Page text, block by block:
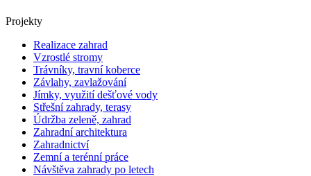
Projekty
Realizace zahrad
Vzrostlé stromy
Trávníky, travní koberce
Závlahy, zavlažování
Jímky, využití dešťové vody
Střešní zahrady, terasy
Údržba zeleně, zahrad
Zahradní architektura
Zahradnictví
Zemní a terénní práce
Návštěva zahrady po letech